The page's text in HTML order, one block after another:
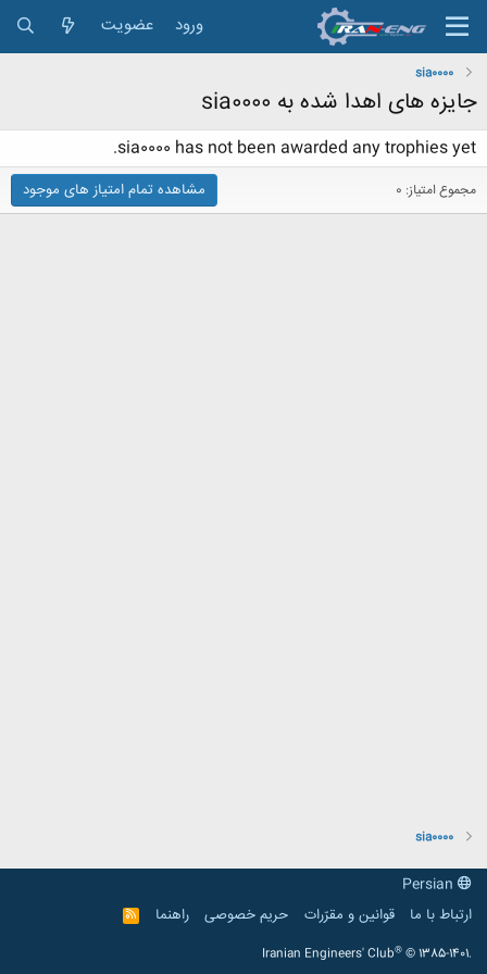
ورود عضویت
sia0000
جایزه های اهدا شده به sia0000
sia0000 has not been awarded any trophies yet.
مجموع امتیاز: 0 مشاهده تمام امتیاز های موجود
sia0000
ارتباط با ما
قوانین و مقرّرات حریم خصوصی راهنما
R
S
Iranian Engineers' Club® © 1385-1401.